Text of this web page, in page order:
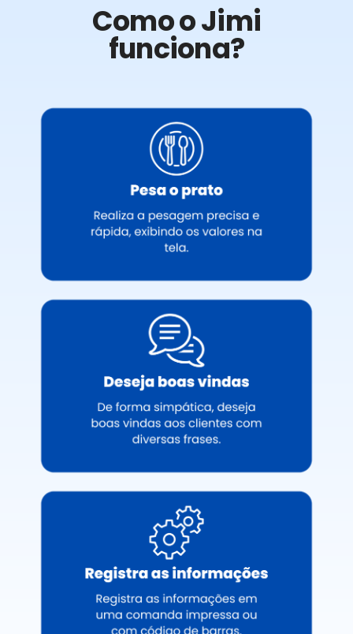
Como o Jimi
funciona?